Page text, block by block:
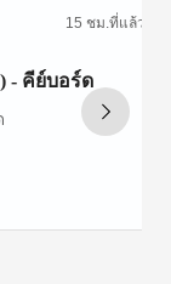
15 ชม.ที่แล้ว
- คีย์บอร์ด